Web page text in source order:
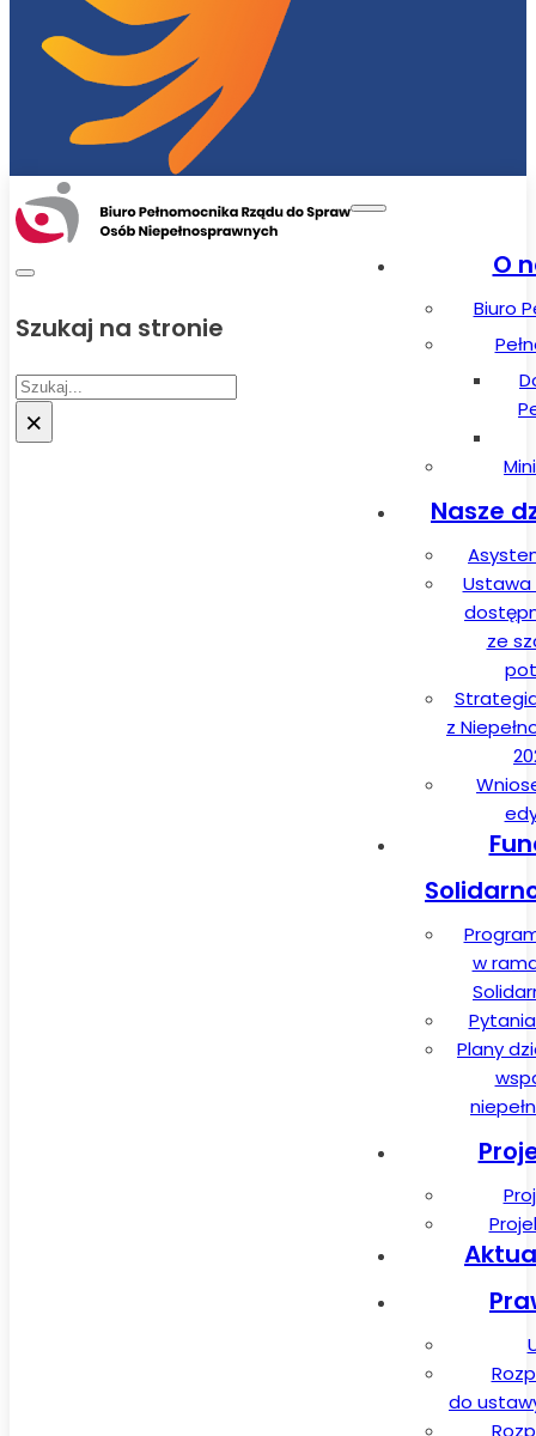
Szukaj na stronie
Szukaj
×
O
Biuro
Nasze
Ustawa
ze
z
w
Plany
do